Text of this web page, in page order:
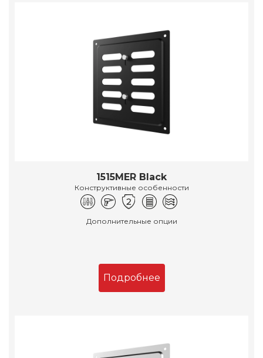
1515MER Black
Конструктивные особенности
Дополнительные опции
Подробнее